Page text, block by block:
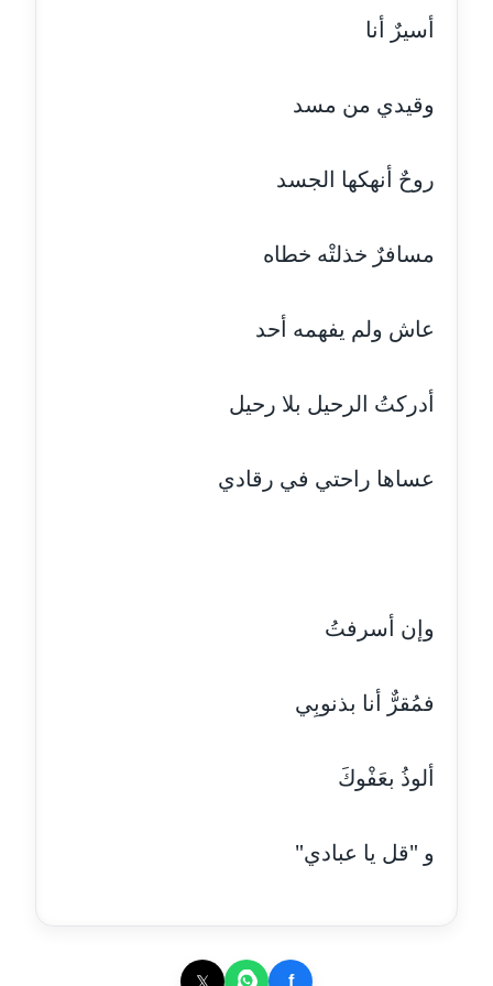
عاملة
عاملة
عاملة
عاملة
مدونة ايمن موسي
عاملة
مدونة آيه ابو زهرة
مدونة آية الدرديري
مدونة آيه الغمري
مدونة آية عبد العزيز
مدونة ايهاب همام
أسيرٌ أنا
وقيدي من مسد
روحٌ أنهكها الجسد
مسافرٌ خذلتْه خطاه
عاش ولم يفهمه أحد
أدركتُ الرحيل بلا رحيل
عساها راحتي في رقادي
وإن أسرفتُ
فمُقرٌّ أنا بذنوبِي
ألوذُ بعَفْوكَ
و "قل يا عبادي"
f
𝕏